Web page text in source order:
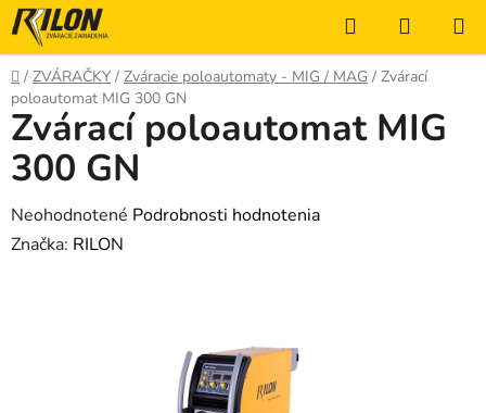
Prejsť
na
obsah
Hľadať
KOŠÍK
Domov
/ ZVÁRAČKY / Zváracie poloautomaty - MIG / MAG / Zvárací
poloautomat MIG 300 GN
Zvárací poloautomat MIG
300 GN
Priemerné
hodnotenie
Neohodnotené Podrobnosti hodnotenia
Značka: RILON